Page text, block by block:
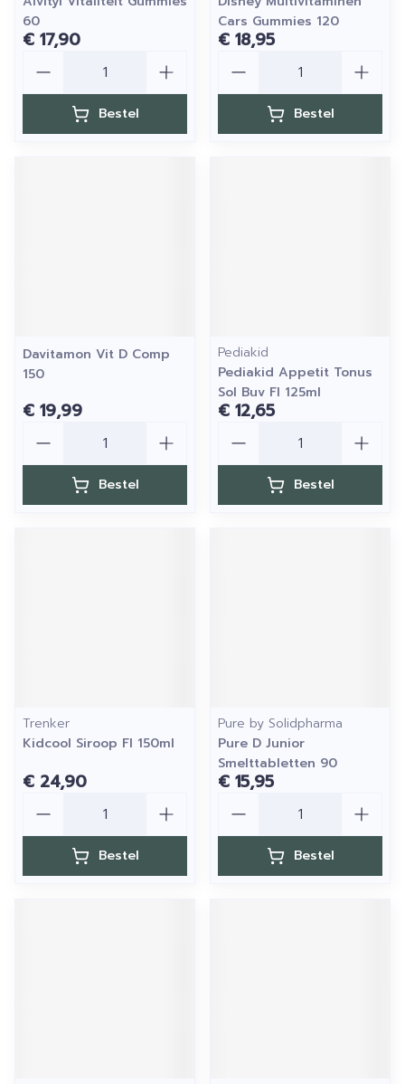
60
€ 17,90
Bestel
Cars Gummies 120
€ 18,95
Bestel
Davitamon Vit D Comp
150
€ 19,99
Bestel
Pediakid
Pediakid Appetit Tonus
Sol Buv Fl 125ml
€ 12,65
Bestel
Trenker
Kidcool Siroop Fl 150ml
€ 24,90
Bestel
Pure by Solidpharma
Pure D Junior
Smelttabletten 90
€ 15,95
Bestel